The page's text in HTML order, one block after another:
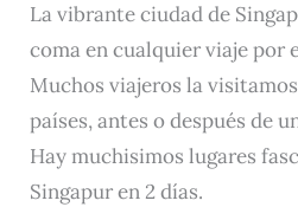
La vibrante ciudad de
coma en cualquier viaje por
Muchos viajeros la
países, antes o después de
Hay muchisimos lugares
Singapur en 2 días.